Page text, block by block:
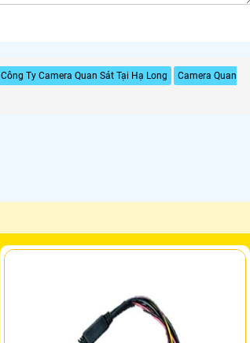
Công Ty Camera Quan Sát Tại Hạ Long
Camera Quan